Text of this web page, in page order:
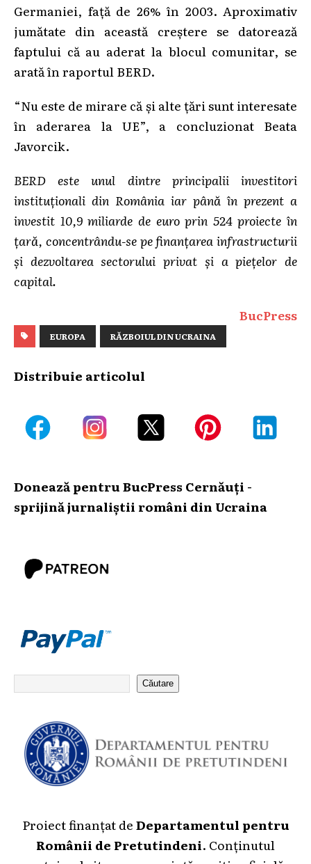
Germaniei, faţă de 26% în 2003. Aproximativ
jumătate din această creştere se datorează
faptului că au aderat la blocul comunitar, se
arată în raportul BERD.
“Nu este de mirare că şi alte ţări sunt interesate
în aderarea la UE”, a concluzionat Beata
Javorcik.
BERD este unul dintre principalii investitori
instituţionali din România iar până în prezent a
investit 10,9 miliarde de euro prin 524 proiecte în
ţară, concentrându-se pe finanţarea infrastructurii
şi dezvoltarea sectorului privat şi a pieţelor de
capital.
BucPress
EUROPA RĂZBOIUL DIN UCRAINA
Distribuie articolul
Donează pentru BucPress Cernăuți -
sprijină jurnaliștii români din Ucraina
Căutare
Proiect finanțat deDepartamentul pentru
Românii de Pretutindeni. Conținutul